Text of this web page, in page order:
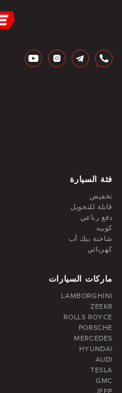
فئة السيارة
تخفيض
قابلة للتحويل
دفع رباعي
كوبيه
شاحنة بيك أب
كهربائي
ماركات السيارات
LAMBORGHINI
ZEEKR
ROLLS ROYCE
PORSCHE
MERCEDES
HYUNDAI
AUDI
TESLA
GMC